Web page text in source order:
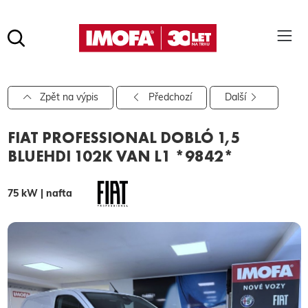
hledat
Pro vyhledávání zadejte alespoň 3 znaky.
Zpět na výpis Předchozí Další
FIAT PROFESSIONAL DOBLÓ 1,5
BLUEHDI 102K VAN L1 *9842*
75 kW | nafta